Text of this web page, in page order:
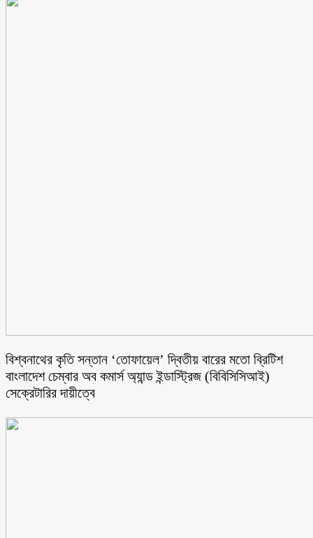
বিশ্বনাথের কৃতি সন্তান ‘তোফায়েল’ দ্বিতীয় বারের মতো ব্রিটিশ
বাংলাদেশ চেম্বার অব কমার্স অ্যান্ড ইন্ডাস্ট্রিজ (বিবিসিসিআই)
সেক্রেটারির দায়ীত্বে